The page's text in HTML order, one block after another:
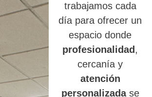
trabajamos cada
día para ofrecer un
espacio donde
profesionalidad ,
cercanía y
atención
personalizadase